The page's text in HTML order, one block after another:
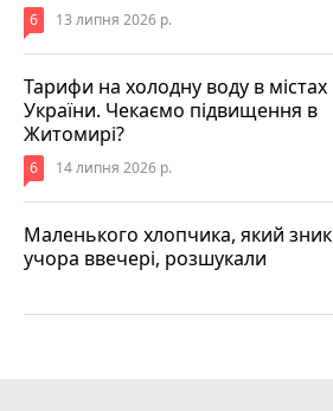
6 13 липня 2026 р.
Тарифи на холодну воду в містах
України. Чекаємо підвищення в
Житомирі?
6 14 липня 2026 р.
Маленького хлопчика, який зник
учора ввечері, розшукали